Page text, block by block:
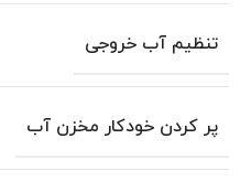
تنظیم آب خروجی
پر کردن خودکار مخزن آب